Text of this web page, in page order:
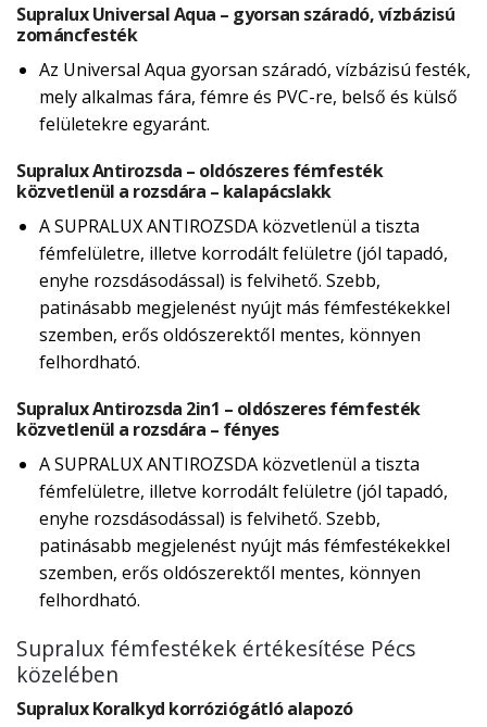
Supralux Universal Aqua – gyorsan száradó, vízbázisú
zománcfesték
Az Universal Aqua gyorsan száradó, vízbázisú festék,
mely alkalmas fára, fémre és PVC-re, belső és külső
felületekre egyaránt.
Supralux Antirozsda – oldószeres fémfesték
közvetlenül a rozsdára – kalapácslakk
A SUPRALUX ANTIROZSDA közvetlenül a tiszta
fémfelületre, illetve korrodált felületre (jól tapadó,
enyhe rozsdásodással) is felvihető. Szebb,
patinásabb megjelenést nyújt más fémfestékekkel
szemben, erős oldószerektől mentes, könnyen
felhordható.
Supralux Antirozsda 2in1 – oldószeres fémfesték
közvetlenül a rozsdára – fényes
A SUPRALUX ANTIROZSDA közvetlenül a tiszta
fémfelületre, illetve korrodált felületre (jól tapadó,
enyhe rozsdásodással) is felvihető. Szebb,
patinásabb megjelenést nyújt más fémfestékekkel
szemben, erős oldószerektől mentes, könnyen
felhordható.
Supralux fémfestékek értékesítése Pécs
közelében
Supralux Koralkyd korróziógátló alapozó